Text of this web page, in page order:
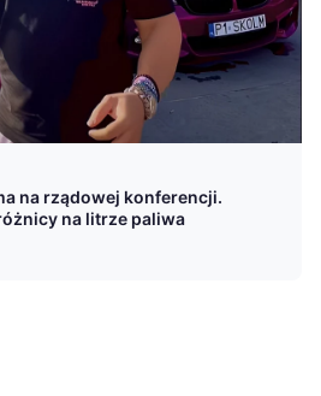
na rządowej konferencji.
na litrze paliwa